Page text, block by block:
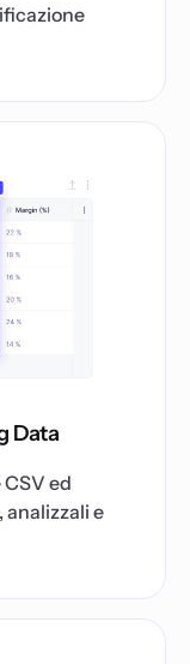
Data
ed
analizzali e